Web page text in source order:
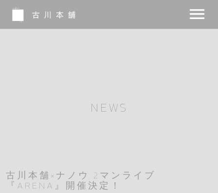
INSTA
NEWS
古川本舗×ナノウ 2マンライブ
『ARENA』開催決定！